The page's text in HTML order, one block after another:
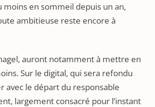
moins en sommeil depuis un an,
ambitieuse reste encore à
auront notamment à mettre en
Sur le digital, qui sera refondu
avec le départ du responsable
largement consacré pour l’instant